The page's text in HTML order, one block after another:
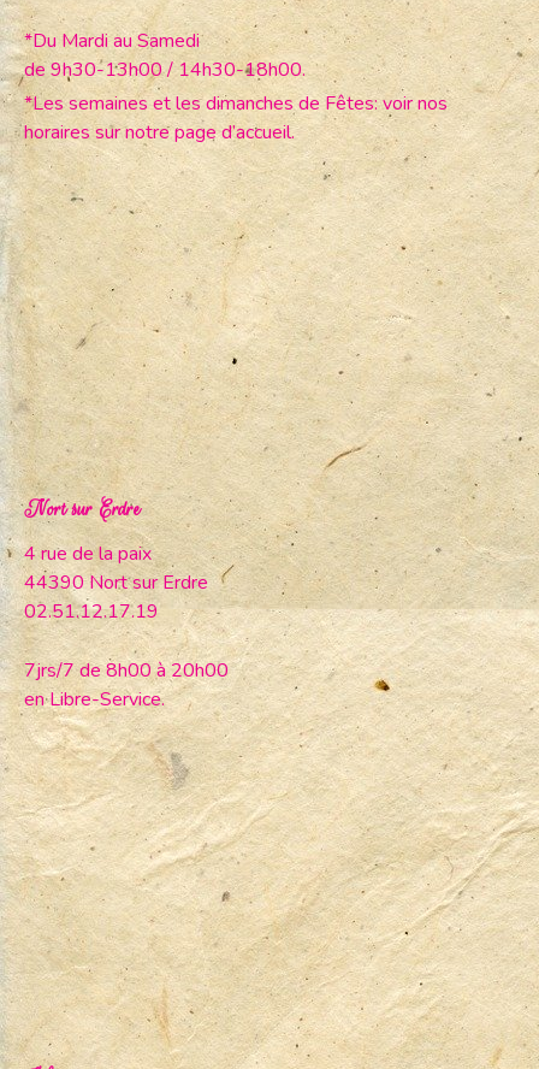
*Du Mardi au Samedi
de 9h30-13h00 / 14h30-18h00.
*Les semaines et les dimanches de Fêtes: voir nos
horaires sur notre page d’accueil.
Nort sur Erdre
4 rue de la paix
44390 Nort sur Erdre
02.51.12.17.19
7jrs/7 de 8h00 à 20h00
en Libre-Service.